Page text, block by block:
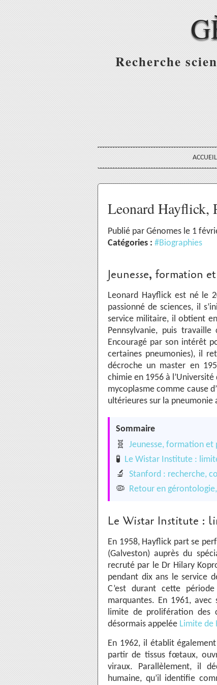
Recherche
ACCUEIL
Leonard Hayflick,
Publié par Génomes le 1
Catégories : #Biographies
Jeunesse, formation
Leonard Hayflick est né le
passionné de sciences, il
service militaire, il obtient
Pennsylvanie, puis
Encouragé par son intérêt
certaines pneumonies), il
décroche un master en
chimie en 1956 à
mycoplasme comme cause
ultérieures sur la pneumonie
Sommaire
🧬
Jeunesse, formation et
🧪 Le Wistar Institute :
🔬
Stanford : recherche,
🦠 Retour en
Le Wistar Institute :
En 1958, Hayflick part se
(Galveston) auprès du
recruté par le Dr Hilary
pendant dix ans le service
C’est durant cette
marquantes. En 1961,
limite de prolifération des
désormais appelée Limite de
En 1962, il établit
partir de tissus fœtaux,
viraux. Parallèlement, il
humaine, qu’il identifie